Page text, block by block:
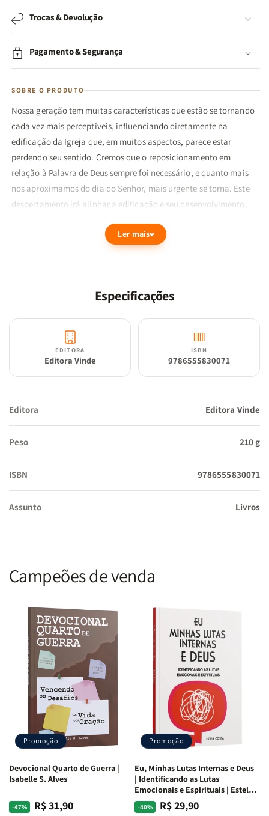
Trocas & Devolução
Pagamento & Segurança
SOBRE O PRODUTO
Nossa geração tem muitas características que estão se tornando
cada vez mais perceptíveis, influenciando diretamente na
edificação da Igreja que, em muitos aspectos, parece estar
perdendo seu sentido. Cremos que o reposicionamento em
relação à Palavra de Deus sempre foi necessário, e quanto mais
nos aproximamos do dia do Senhor, mais urgente se torna. Este
despertamento irá alinhar a edificação e seu desenvolvimento,
egoísta e piedade pecaminosa do homem. Precisamos refletir
sobre o que estamos edificando e seu real propósito.
Ler mais
Especificações
EDITORA
Editora Vinde
ISBN
9786555830071
Editora Editora Vinde
Peso 210 g
ISBN 9786555830071
Assunto Livros
Campeões de venda
Promoção
Devocional Quarto de Guerra |
Isabelle S. Alves
-47%
Preço
PreçoR$ 31,90
Promoção
Eu, Minhas Lutas Internas e Deus
| Identificando as Lutas
Emocionais e Espirituais | Estela
Costa
-40%
Preço
PreçoR$ 29,90